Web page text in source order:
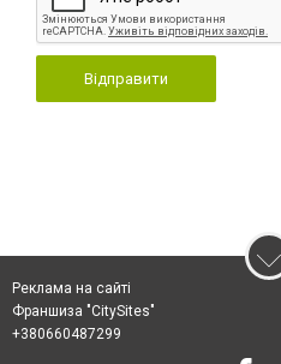
Відправити
Реклама на сайті
Франшиза "CitySites"
+380660487299